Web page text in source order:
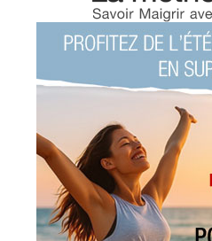
Blog de micke
21 - 30 31 - 40 41 - 50 51 -
‹ Préc. 11 12 13 14 15
COUCOU DU
publié le 29/11/2012 à 21:09